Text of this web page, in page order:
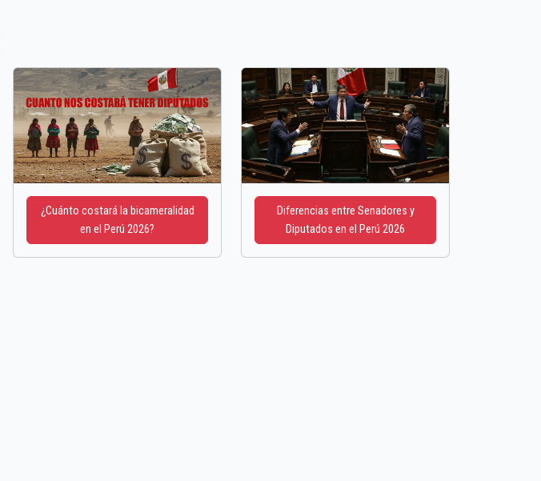
¿Cuánto costará la bicameralidad
en el Perú 2026?
Diferencias entre Senadores y
Diputados en el Perú 2026